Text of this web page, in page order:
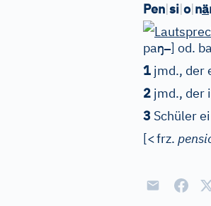
Pen|si|o|nä
paŋ–] od.
1 jmd., der
2 jmd., der
3 Schüler
[<frz.